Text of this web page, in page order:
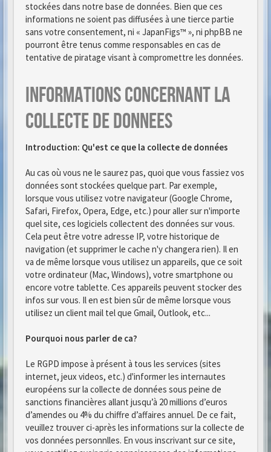
stockées dans notre base de données. Bien que ces
informations ne soient pas diffusées à une tierce partie
sans votre consentement, ni « JapanFigs™ », ni phpBB ne
pourront être tenus comme responsables en cas de
tentative de piratage visant à compromettre les données.
Informations concernant la
collecte de donnees
Introduction: Qu'est ce que la collecte de données
Au cas où vous ne le saurez pas, quoi que vous fassiez vos
données sont stockées quelque part. Par exemple,
lorsque vous utilisez votre navigateur (Google Chrome,
Safari, Firefox, Opera, Edge, etc.) pour aller sur n'importe
quel site, ces logiciels collectent des données sur vous.
Cela peut être votre adresse IP, votre historique de
navigation (et supprimer le cache n'y changera rien). Il en
va de même lorsque vous utilisez un appareils, que ce soit
votre ordinateur (Mac, Windows), votre smartphone ou
encore votre tablette. Ces appareils peuvent stocker des
infos sur vous. Il en est bien sûr de même lorsque vous
utilisez un client mail tel que Gmail, Outlook, etc...
Pourquoi nous parler de ca?
Le RGPD impose à présent à tous les services (sites
internet, jeux videos, etc.) d'informer les internautes
européens sur la collecte de données sous peine de
sanctions financières allant jusqu’à 20 millions d’euros
d’amendes ou 4% du chiffre d’affaires annuel. De ce fait,
veuillez trouver ci-après les informations sur la collecte de
vos données personnlles. En vous inscrivant sur ce site,